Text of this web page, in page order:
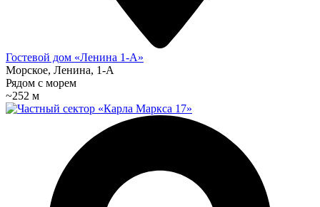
Гостевой дом «Ленина 1-А»
Морское, Ленина, 1-А
Рядом с морем
~252 м